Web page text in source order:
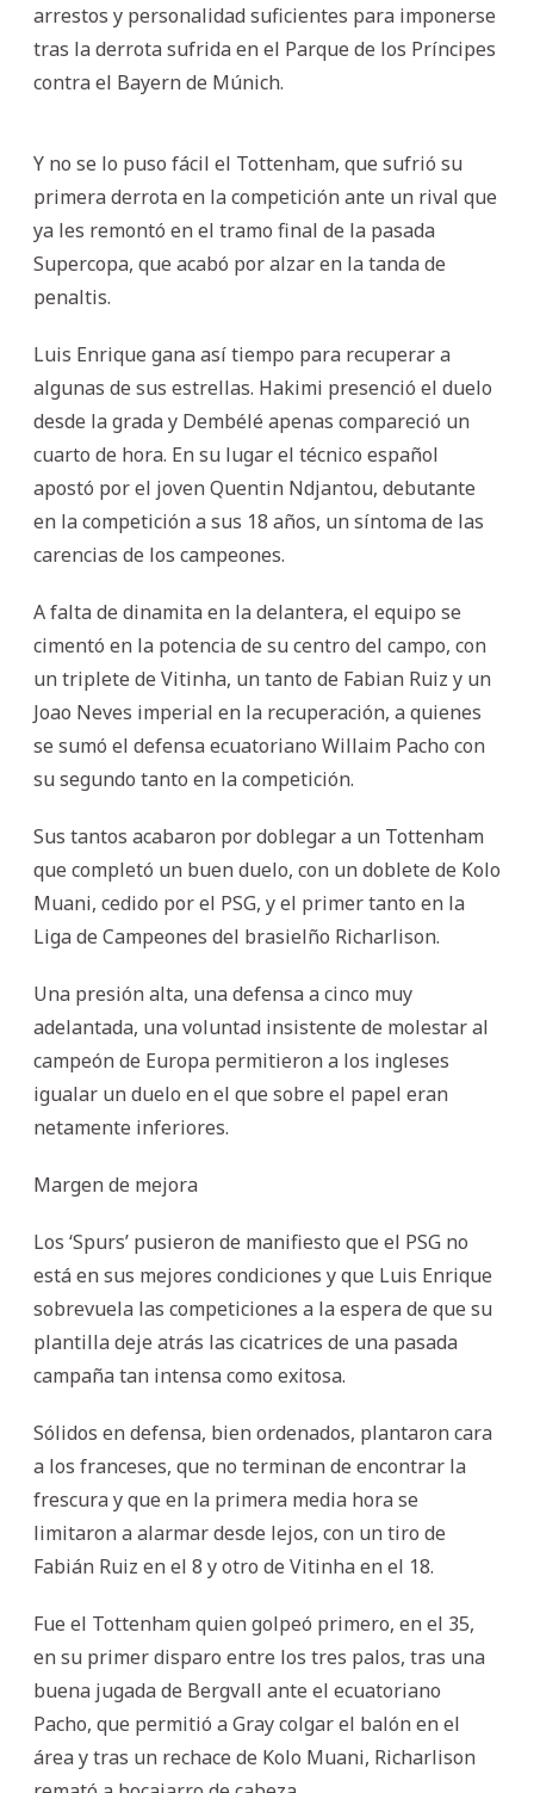
arrestos y personalidad suficientes para imponerse
tras la derrota sufrida en el Parque de los Príncipes
contra el Bayern de Múnich.
Y no se lo puso fácil el Tottenham, que sufrió su
primera derrota en la competición ante un rival que
ya les remontó en el tramo final de la pasada
Supercopa, que acabó por alzar en la tanda de
penaltis.
Luis Enrique gana así tiempo para recuperar a
algunas de sus estrellas. Hakimi presenció el duelo
desde la grada y Dembélé apenas compareció un
cuarto de hora. En su lugar el técnico español
apostó por el joven Quentin Ndjantou, debutante
en la competición a sus 18 años, un síntoma de las
carencias de los campeones.
A falta de dinamita en la delantera, el equipo se
cimentó en la potencia de su centro del campo, con
un triplete de Vitinha, un tanto de Fabian Ruiz y un
Joao Neves imperial en la recuperación, a quienes
se sumó el defensa ecuatoriano Willaim Pacho con
su segundo tanto en la competición.
Sus tantos acabaron por doblegar a un Tottenham
que completó un buen duelo, con un doblete de Kolo
Muani, cedido por el PSG, y el primer tanto en la
Liga de Campeones del brasielño Richarlison.
Una presión alta, una defensa a cinco muy
adelantada, una voluntad insistente de molestar al
campeón de Europa permitieron a los ingleses
igualar un duelo en el que sobre el papel eran
netamente inferiores.
Margen de mejora
Los ‘Spurs’ pusieron de manifiesto que el PSG no
está en sus mejores condiciones y que Luis Enrique
sobrevuela las competiciones a la espera de que su
plantilla deje atrás las cicatrices de una pasada
campaña tan intensa como exitosa.
Sólidos en defensa, bien ordenados, plantaron cara
a los franceses, que no terminan de encontrar la
frescura y que en la primera media hora se
limitaron a alarmar desde lejos, con un tiro de
Fabián Ruiz en el 8 y otro de Vitinha en el 18.
Fue el Tottenham quien golpeó primero, en el 35,
en su primer disparo entre los tres palos, tras una
buena jugada de Bergvall ante el ecuatoriano
Pacho, que permitió a Gray colgar el balón en el
área y tras un rechace de Kolo Muani, Richarlison